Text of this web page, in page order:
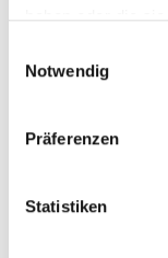
haben oder die
Notwendig
Präferenzen
Statistiken